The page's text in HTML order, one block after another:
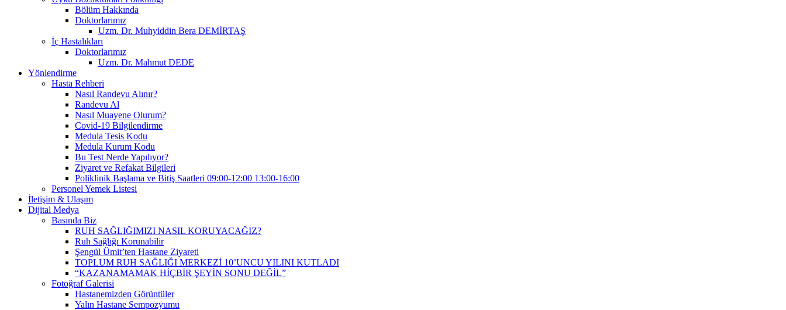
Bölüm Hakkında
Doktorlarımız
Uzm. Dr. Muhyiddin Bera DEMİRTAŞ
İç Hastalıkları
Doktorlarımız
Uzm. Dr. Mahmut DEDE
Yönlendirme
Hasta Rehberi
Nasıl Randevu Alınır?
Randevu Al
Nasıl Muayene Olurum?
Covid-19 Bilgilendirme
Medula Tesis Kodu
Medula Kurum Kodu
Bu Test Nerde Yapılıyor?
Ziyaret ve Refakat Bilgileri
Poliklinik Başlama ve Bitiş Saatleri 09:00-12:00 13:00-16:00
Personel Yemek Listesi
İletişim & Ulaşım
Dijital Medya
Basında Biz
RUH SAĞLIĞIMIZI NASIL KORUYACAĞIZ?
Ruh Sağlığı Korunabilir
Şengül Ümit’ten Hastane Ziyareti
TOPLUM RUH SAĞLIĞI MERKEZİ 10’UNCU YILINI KUTLADI
“KAZANAMAMAK HİÇBİR ŞEYİN SONU DEĞİL”
Fotoğraf Galerisi
Hastanemizden Görüntüler
Yalın Hastane Sempozyumu